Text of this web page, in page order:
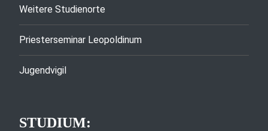
Weitere Studienorte
Priesterseminar Leopoldinum
Jugendvigil
STUDIUM: